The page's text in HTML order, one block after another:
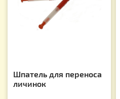
Шпатель для переноса
личинок